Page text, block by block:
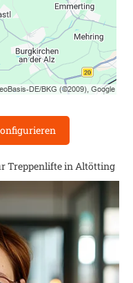
Treppenlifte inAltötting